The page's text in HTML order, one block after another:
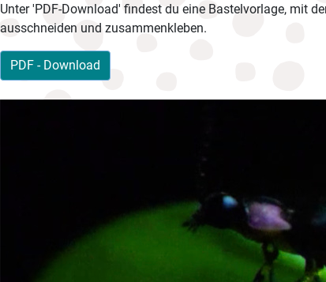
Unter 'PDF-Download' findest du eine Bastelvorlage, mit
ausschneiden und zusammenkleben.
PDF - Download